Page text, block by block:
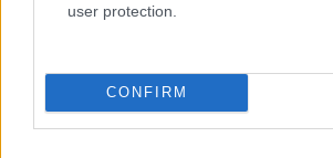
user protection.
CONFIRM